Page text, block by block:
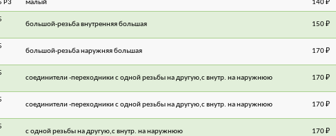
P3 малый 140 ₽
большой-резьба внутренняя большая 150 ₽
большой-резьба наружняя большая 170 ₽
соединители -переходники с одной резьбы на другую,с внутр. на наружнюю 170 ₽
соединители -переходники с одной резьбы на другую,с внутр. на наружнюю 170 ₽
с одной резьбы на другую,с внутр. на наружнюю 170 ₽
3200 руб. 2165 руб.